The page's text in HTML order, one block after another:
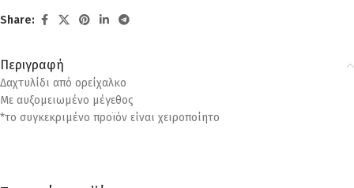
Share:
Περιγραφή
Δαχτυλίδι από ορείχαλκο
Με αυξομειωμένο μέγεθος
*το συγκεκριμένο προϊόν είναι χειροποίητο